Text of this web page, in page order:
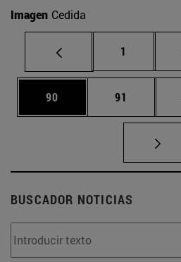
Imagen Cedida
Página
1
Página
90 Página
91
BUSCADOR NOTICIAS